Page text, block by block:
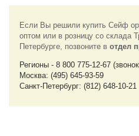
Если Вы решили купить Сейф
оптом или в розницу со склада
Петербурге, позвоните в отдел
Регионы - 8 800 775-12-67
Москва: (495) 645-93-59
Санкт-Петербург: (812) 648-10-21